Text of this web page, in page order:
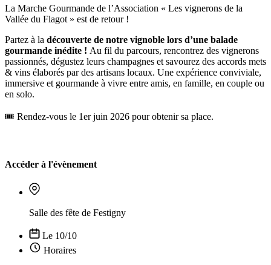
La Marche Gourmande de l’Association « Les vignerons de la
Vallée du Flagot » est de retour !
Partez à la découverte de notre vignoble lors d’une balade
gourmande inédite ! Au fil du parcours, rencontrez des vignerons
passionnés, dégustez leurs champagnes et savourez des accords mets
& vins élaborés par des artisans locaux. Une expérience conviviale,
immersive et gourmande à vivre entre amis, en famille, en couple ou
en solo.
🎟️ Rendez-vous le 1er juin 2026 pour obtenir sa place.
Accéder à l'évènement
Salle des fête de Festigny
Le 10/10
Horaires